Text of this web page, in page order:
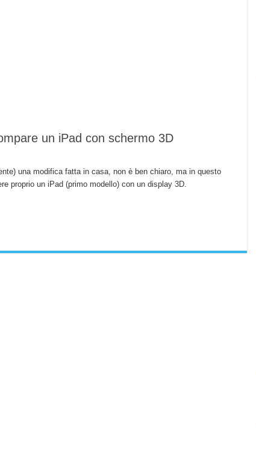
un iPad con schermo 3D
una modifica fatta in casa, non è ben chiaro, ma in questo
proprio un iPad (primo modello) con un display 3D.